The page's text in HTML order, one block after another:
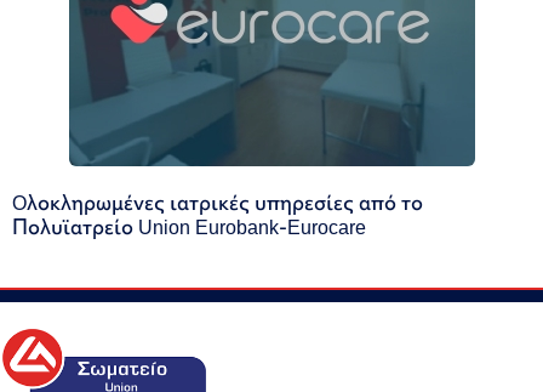
Oλοκληρωμένες ιατρικές υπηρεσίες από το
Πολυϊατρείο Union Eurobank-Eurocare